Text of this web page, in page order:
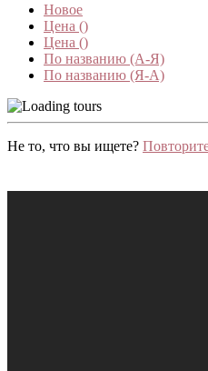
Новое
Цена ()
Цена ()
По названию (А-Я)
По названию (Я-А)
Не то, что вы ищете?